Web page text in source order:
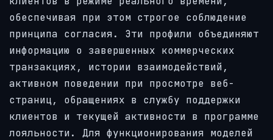
обеспечивая при этом строгое соблюдение
принципа согласия. Эти профили объединяют
информацию о завершенных коммерческих
транзакциях, истории взаимодействий,
активном поведении при просмотре веб-
страниц, обращениях в службу поддержки
клиентов и текущей активности в программе
лояльности. Для функционирования моделей